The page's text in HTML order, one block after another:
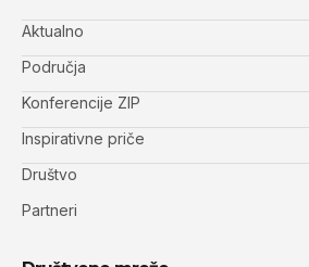
Aktualno
Područja
Konferencije ZIP
Inspirativne priče
Društvo
Partneri